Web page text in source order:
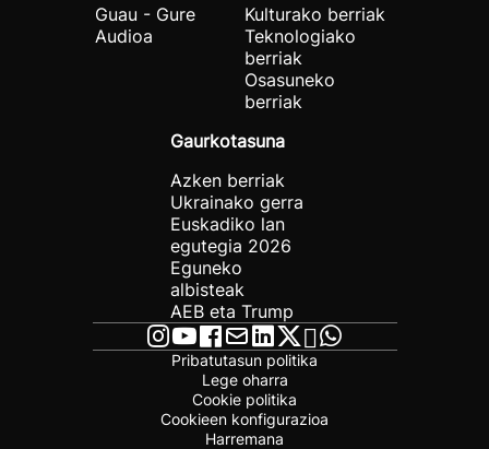
Guau - Gure
Audioa
Kulturako berriak
Teknologiako
berriak
Osasuneko
berriak
Gaurkotasuna
Azken berriak
Ukrainako gerra
Euskadiko lan
egutegia 2026
Eguneko
albisteak
AEB eta Trump
Pribatutasun politika
Lege oharra
Cookie politika
Cookieen konfigurazioa
Harremana